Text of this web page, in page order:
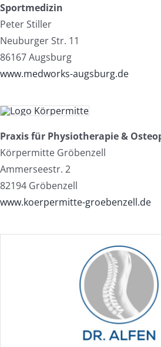
Sportmedizin
Peter Stiller
Neuburger Str. 11
86167 Augsburg
www.medworks-augsburg.de
Praxis für Physiotherapie &
Körpermitte Gröbenzell
Ammerseestr. 2
82194 Gröbenzell
www.koerpermitte-groebenzell.de